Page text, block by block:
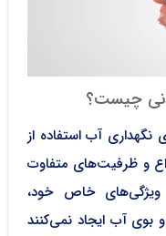
چیست؟
آب استفاده از
و ظرفیت‌های متفاوت
ویژگی‌های خاص خود،
بوی آب ایجاد نمی‌کنند